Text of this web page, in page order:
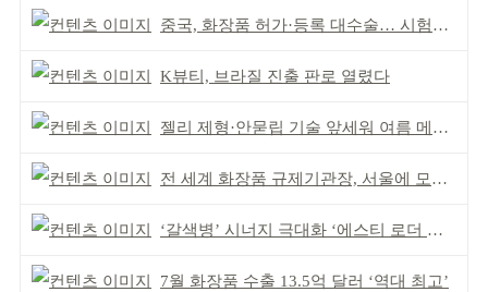
중국, 화장품 허가·등록 대수술… 시험자료 공용 허용
K뷰티, 브라질 진출 판로 열렸다
젤리 제형·안묻립 기술 앞세워 여름 메이크업 시장 공략
전 세계 화장품 규제기관장, 서울에 모인다
‘갈색병’ 시너지 극대화 ‘에스티 로더 스킨부스터’ 출시
7월 화장품 수출 13.5억 달러 ‘역대 최고’